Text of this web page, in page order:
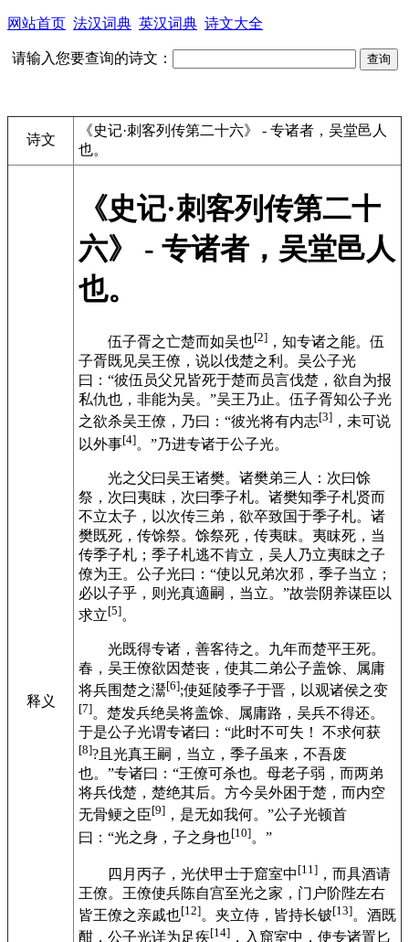
网站首页 法汉词典 英汉词典 诗文大全
请输入您要查询的诗文：
诗文
《史记·刺客列传第二十六》 - 专诸者，吴堂邑人
也。
释义
《史记·刺客列传第二十
六》 - 专诸者，吴堂邑人
也。
伍子胥之亡楚而如吴也[2] ，知专诸之能。伍
子胥既见吴王僚，说以伐楚之利。吴公子光
曰：“彼伍员父兄皆死于楚而员言伐楚，欲自为报
私仇也，非能为吴。”吴王乃止。伍子胥知公子光
之欲杀吴王僚，乃曰：“彼光将有内志[3] ，未可说
以外事[4]。”乃进专诸于公子光。
光之父曰吴王诸樊。诸樊弟三人：次曰馀
祭，次曰夷眜，次曰季子札。诸樊知季子札贤而
不立太子，以次传三弟，欲卒致国于季子札。诸
樊既死，传馀祭。馀祭死，传夷眜。夷眜死，当
传季子札；季子札逃不肯立，吴人乃立夷眜之子
僚为王。公子光曰：“使以兄弟次邪，季子当立；
必以子乎，则光真適嗣，当立。”故尝阴养谋臣以
求立[5]。
光既得专诸，善客待之。九年而楚平王死。
春，吴王僚欲因楚丧，使其二弟公子盖馀、属庸
将兵围楚之灊[6];使延陵季子于晋，以观诸侯之变
[7]。楚发兵绝吴将盖馀、属庸路，吴兵不得还。
于是公子光谓专诸曰：“此时不可失！ 不求何获
[8]?且光真王嗣，当立，季子虽来，不吾废
也。”专诸曰：“王僚可杀也。母老子弱，而两弟
将兵伐楚，楚绝其后。方今吴外困于楚，而内空
无骨鲠之臣 [9] ，是无如我何。”公子光顿首
曰：“光之身，子之身也[10]。”
四月丙子，光伏甲士于窟室中 [11] ，而具酒请
王僚。王僚使兵陈自宫至光之家，门户阶陛左右
皆王僚之亲戚也[12]。夹立侍，皆持长铍[13]。酒既
酣，公子光详为足疾[14] ，入窟室中，使专诸置匕